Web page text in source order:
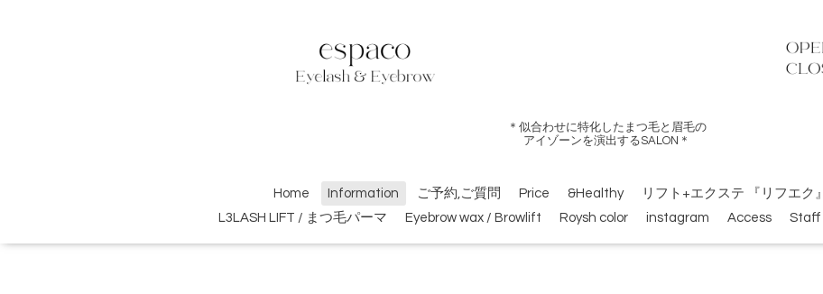
＊似合わせに特化したまつ毛と眉毛の
アイゾーンを演出するSALON＊
Home Information ご予約,ご質問 Price &Healthy リフト+エクステ 『リフエク』
L3LASH LIFT / まつ毛パーマ
Eyebrow wax / Browlift Roysh color instagram Access Staff